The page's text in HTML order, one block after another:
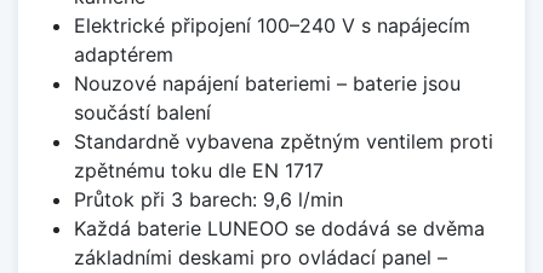
Elektrické připojení 100–240 V s napájecím
adaptérem
Nouzové napájení bateriemi – baterie jsou
součástí balení
Standardně vybavena zpětným ventilem proti
zpětnému toku dle EN 1717
Průtok při 3 barech: 9,6 l/min
Každá baterie LUNEOO se dodává se dvěma
základními deskami pro ovládací panel –